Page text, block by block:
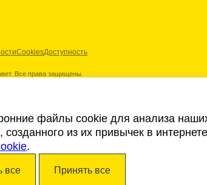
CookiesДоступность
Все права защищены.
файлы cookie для анализа
из их привычек в
.
все Принять все